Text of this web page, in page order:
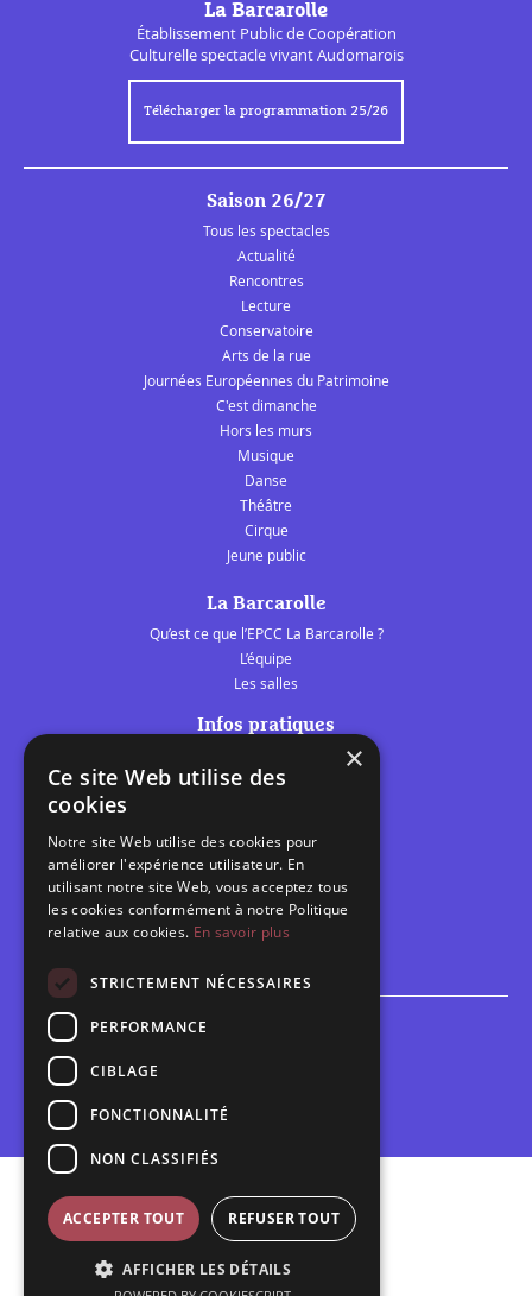
La Barcarolle
Établissement Public deCoopération
Culturellespectacle vivant Audomarois
Télécharger la programmation 25/26
Saison 26/27
Tous les spectacles
Actualité
Rencontres
Lecture
Conservatoire
Arts de la rue
Journées Européennes du Patrimoine
C'est dimanche
Hors les murs
Musique
Danse
Théâtre
Cirque
Jeune public
La Barcarolle
Qu’est ce que l’EPCC La Barcarolle ?
L’équipe
Les salles
Infos pratiques
Les belles scènes audomaroises
Calendrier
Programme des spectacles
Brèves
Espace scolaire
Politique de confidentialité
Plan du site
×
Ce site Web utilise des
cookies
Notre site Web utilise des cookies pour
améliorer l'expérience utilisateur. En
utilisant notre site Web, vous acceptez tous
les cookies conformément à notre Politique
relative aux cookies. En savoir plus
STRICTEMENT NÉCESSAIRES
PERFORMANCE
CIBLAGE
FONCTIONNALITÉ
NON CLASSIFIÉS
ACCEPTER TOUT REFUSER TOUT
AFFICHER LES DÉTAILS